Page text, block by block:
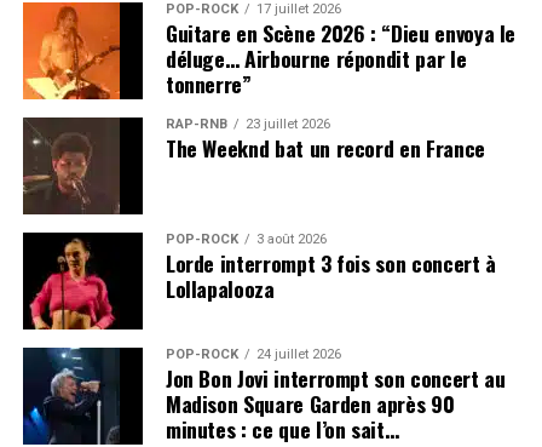
POP-ROCK 17 juillet 2026
Guitare en Scène 2026 : “Dieu envoya le
déluge… Airbourne répondit par le
tonnerre”
RAP-RNB 23 juillet 2026
The Weeknd bat un record en France
POP-ROCK 3 août 2026
Lorde interrompt 3 fois son concert à
Lollapalooza
POP-ROCK 24 juillet 2026
Jon Bon Jovi interrompt son concert au
Madison Square Garden après 90
minutes : ce que l’on sait…